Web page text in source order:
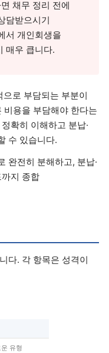
채무 정리 전에
담받으시기
서 개인회생을
매우 큽니다.
로 부담되는 부분이
비용을 부담해야 한다는
확히 이해하고 분납·
수 있습니다.
완전히 분해하고, 분납·
지 종합
다. 각 항목은 성격이
유형